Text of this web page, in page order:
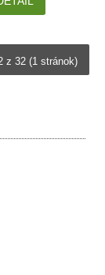
z 32 (1 stránok)